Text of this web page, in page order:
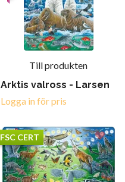
Till produkten
Arktis valross - Larsen
Logga in för pris
FSC CERT